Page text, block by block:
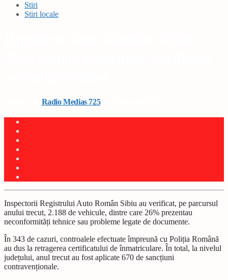
Stiri
Stiri locale
Radio Medias 725on 19 martie 2025
Inspectorii Registrului Auto Român Sibiu au verificat, pe parcursul
anului trecut, 2.188 de vehicule, dintre care 26% prezentau
neconformități tehnice sau probleme legate de documente.
În 343 de cazuri, controalele efectuate împreună cu Poliția Română
au dus la retragerea certificatului de înmatriculare. În total, la nivelul
județului, anul trecut au fost aplicate 670 de sancțiuni
contravenționale.